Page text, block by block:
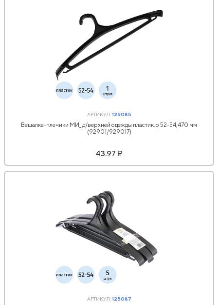
АРТИКУЛ:125085
Вешалка-плечики МИ_ д/верхней одежды пластик.р 52-54,470 мм
(92901/929017)
43.97 ₽
АРТИКУЛ:125087